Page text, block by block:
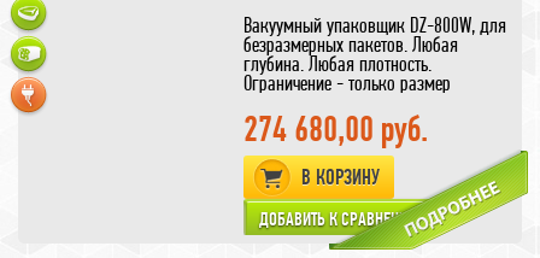
Вакуумный упаковщик DZ-800W, для
безразмерных пакетов. Любая
глубина. Любая плотность.
Ограничение - только размер
горловины, но и его можно изменить
по предварительному заказу.
чрезвычайно удобен в работе и
обладает оптимальным
соотношением цена/качество среди
бескамерных вакуумных аппаратов.
Запайка пакета осуществляется при
помощи специальных пневматических
274 680,00 руб.
В КОРЗИНУ